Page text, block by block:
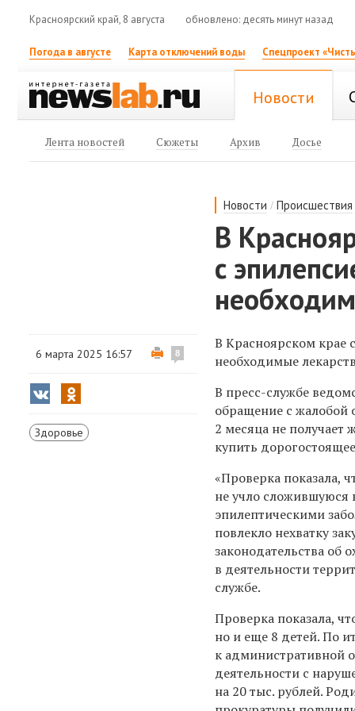
Красноярский край, 8 августа обновлено: десять минут назад
Погода в августе Карта отключений воды Спецпроект
Новости
Лента новостей Сюжеты Архив Досье
Новости /Происшествия
В
с
6 марта 2025 16:57 8
Здоровье
В Красноярском крае
необходимые
В пресс-службе
обращение с жалобой
2 месяца не
купить
«Проверка показала,
не учло сложившуюся
эпилептическими
повлекло нехватку
законодательства об
в деятельности
службе.
Проверка показала,
но и еще 8 детей. По
к административной
деятельности с
на 20 тыс. рублей.